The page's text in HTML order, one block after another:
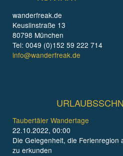
wanderfreak.de
Keuslinstraße 13
80798 München
Tel: 0049 (0)152 59 222 714
info@wanderfreak.de
Taubertäler Wandertage
22.10.2022, 00:00
Die Gelegenheit, die Ferienregion
zu erkunden